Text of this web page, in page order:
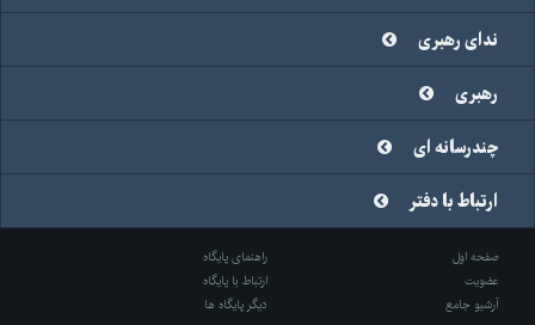
ندای رهبری
رهبری
چندرسانه ای
ارتباط با دفتر
صفحه اول
راهنمای پایگاه
عضویت
ارتباط با پایگاه
آرشیو جامع
دیگر پایگاه ها